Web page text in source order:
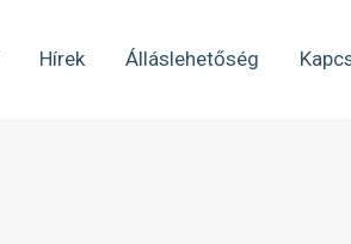
Hírek Álláslehetőség